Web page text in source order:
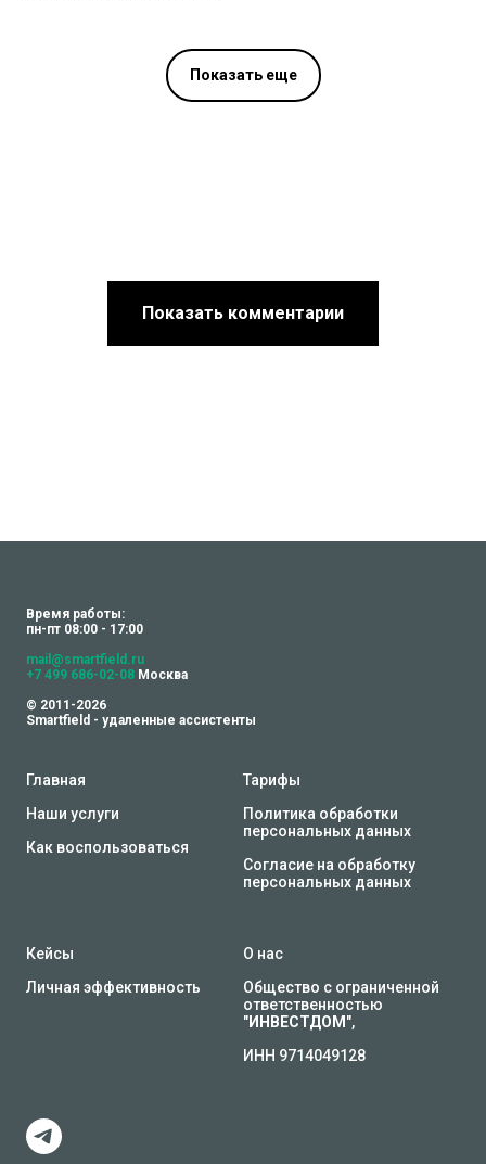
Показать еще
Показать комментарии
Время работы:
пн-пт 08:00 - 17:00
mail@smartfield.ru
+7 499 686-02-08 Москва
© 2011-2026
Smartfield - удаленные ассистенты
Главная
Наши услуги
Как воспользоваться
Тарифы
Политика обработки
персональных данных
Согласие на обработку
персональных данных
Кейсы
Личная эффективность
О нас
Общество с ограниченной
ответственностью
"ИНВЕСТДОМ ",
ИНН 9714049128